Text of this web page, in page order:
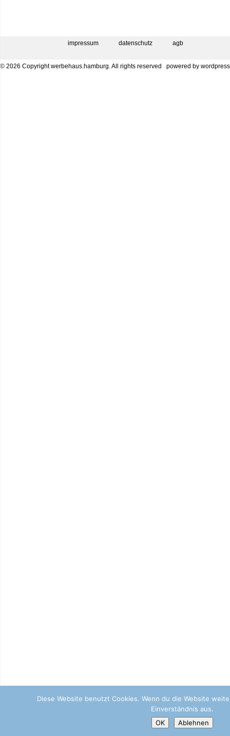
impressum datenschutz agb
© 2026 Copyright werbehaus.hamburg. All rights reserved powered by wordpress
Diese Website benutzt Cookies. Wenn du die Website
Einverständnis aus.
OK
Ablehnen